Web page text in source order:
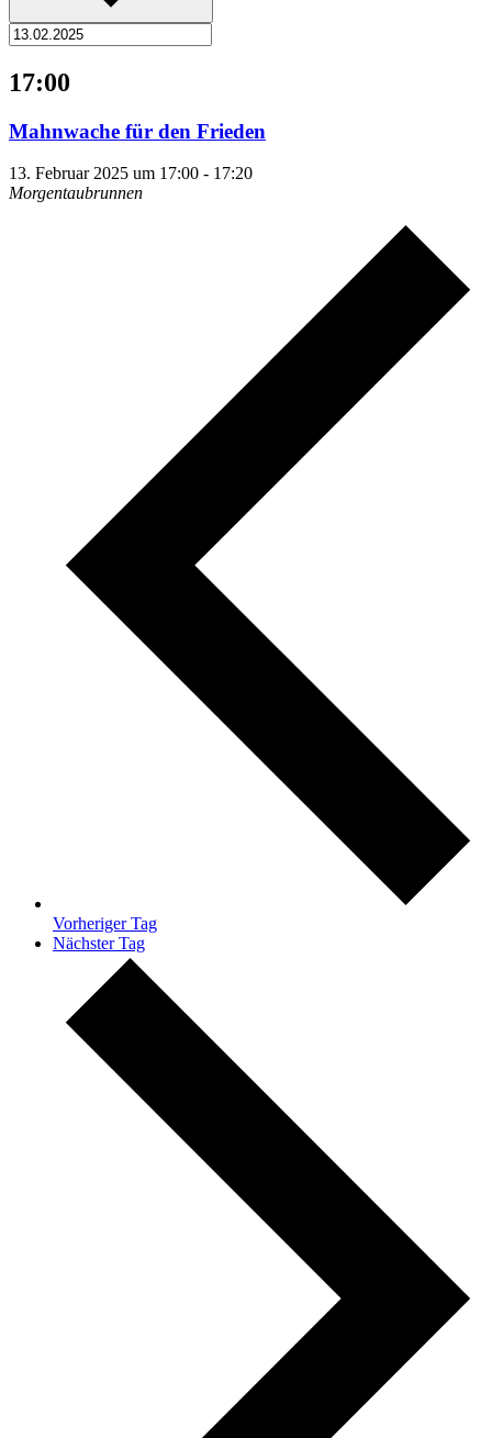
17:00
Mahnwache für den Frieden
13. Februar 2025 um 17:00 - 17:20
Morgentaubrunnen
Vorheriger Tag
Nächster Tag